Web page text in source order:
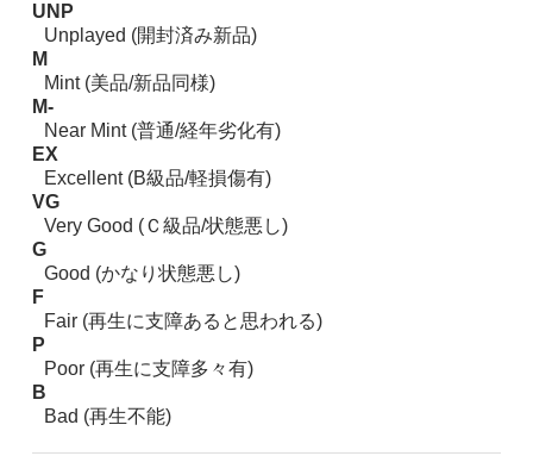
UNP
Unplayed (開封済み新品)
M
Mint (美品/新品同様)
M-
Near Mint (普通/経年劣化有)
EX
Excellent (B級品/軽損傷有)
VG
Very Good (Ｃ級品/状態悪し)
G
Good (かなり状態悪し)
F
Fair (再生に支障あると思われる)
P
Poor (再生に支障多々有)
B
Bad (再生不能)